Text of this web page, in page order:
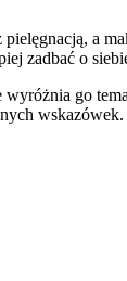
a
zadbać o
go